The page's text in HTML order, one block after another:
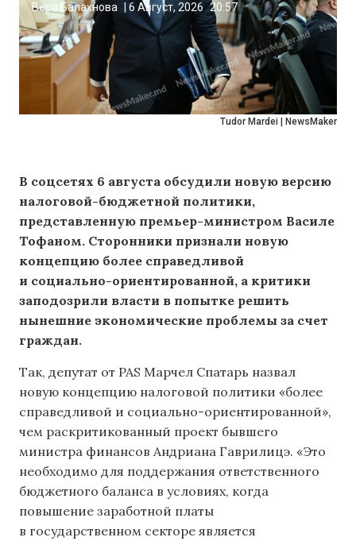
Tudor Mardei | NewsMaker
Вера Балахнова 6 Август, 2026 20:57
В соцсетях 6 августа обсудили новую версию
налоговой-бюджетной политики,
представленную премьер-министром Василе
Тофаном. Сторонники признали новую
концепцию более справедливой
и социально-ориентированной, а критики
заподозрили власти в попытке решить
нынешние экономические проблемы за счет
граждан.
Так, депутат от PAS Марчел Спатарь назвал
новую концепцию налоговой политики «более
справедливой и социально-ориентированной»,
чем раскритикованный проект бывшего
министра финансов Андриана Гаврилицэ. «Это
необходимо для поддержания ответственного
бюджетного баланса в условиях, когда
повышение заработной платы
в государственном секторе является